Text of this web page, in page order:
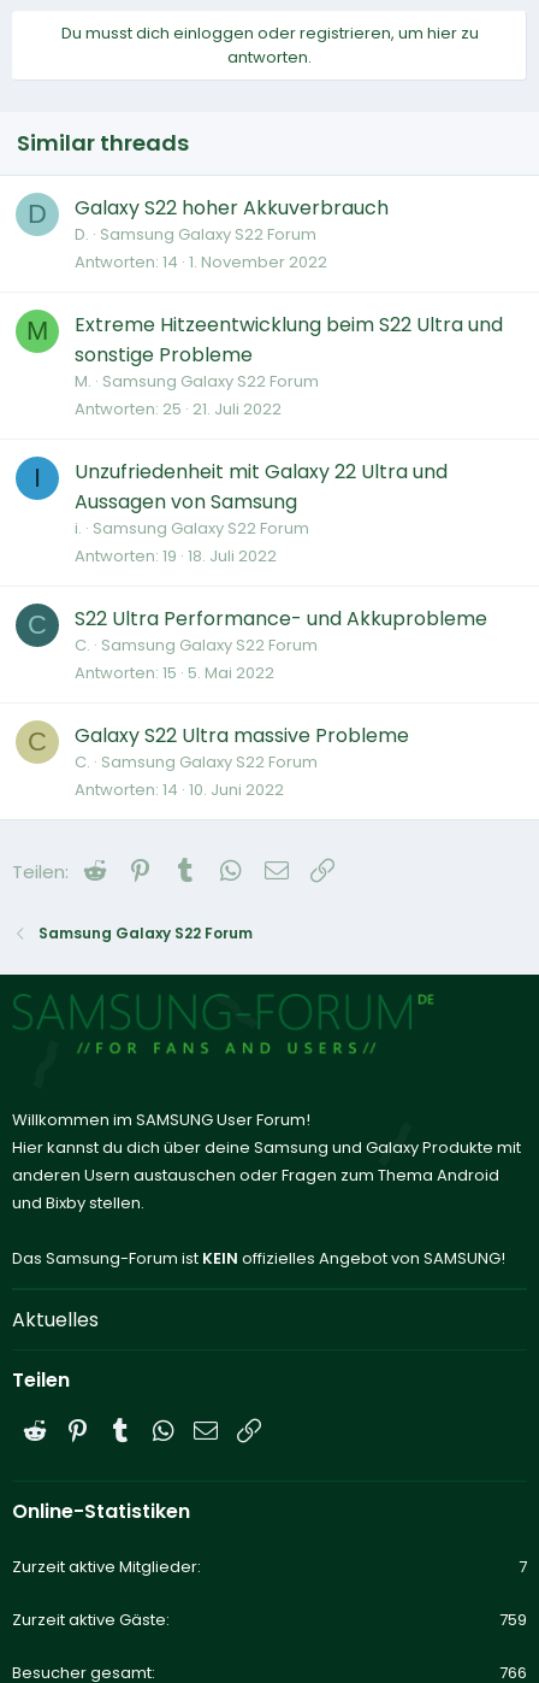
Du musst dich einloggen oder registrieren, um hier zu
antworten.
Similar threads
D Galaxy S22 hoher Akkuverbrauch
D. Samsung Galaxy S22 Forum
Antworten 14 1. November 2022
M
Extreme Hitzeentwicklung beim S22 Ultra und
sonstige Probleme
M. Samsung Galaxy S22 Forum
Antworten 25 21. Juli 2022
I
Unzufriedenheit mit Galaxy 22 Ultra und
Aussagen von Samsung
i. Samsung Galaxy S22 Forum
Antworten 19 18. Juli 2022
C S22 Ultra Performance- und Akkuprobleme
C. Samsung Galaxy S22 Forum
Antworten 15 5. Mai 2022
C Galaxy S22 Ultra massive Probleme
C. Samsung Galaxy S22 Forum
Antworten 14 10. Juni 2022
Teilen: Reddit Pinterest
Tumblr WhatsApp
E-Mail
Samsung Galaxy S22 Forum
Willkommen im SAMSUNG User Forum!
Hier kannst du dich über deine Samsung und Galaxy Produkte mit
anderen Usern austauschen oder Fragen zum Thema Android
und Bixby stellen.
Das Samsung-Forum ist KEIN offizielles Angebot von SAMSUNG!
Aktuelles
Teilen
Reddit PinterestTumblrWhatsApp
E-Mail
Online-Statistiken
Zurzeit aktive Mitglieder 7
Zurzeit aktive Gäste 759
Besucher gesamt 766